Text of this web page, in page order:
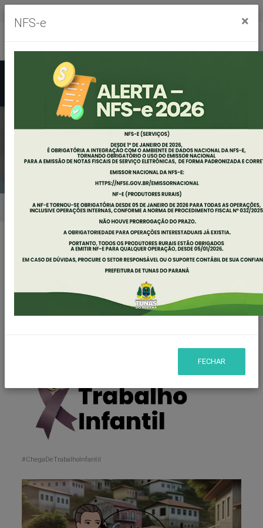
CAMPANHA
Home Notícias
Publicado em: 20/06/2024 14:24
WHATSAPP
#ChegaDeTrabalhoInfantil
NFS-e ×
FECHAR